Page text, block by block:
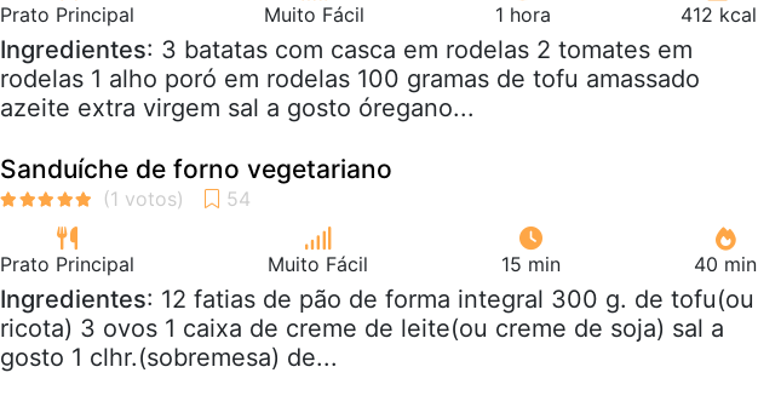
Prato Principal Muito Fácil 1 hora 412 kcal
Ingredientes: 3 batatas com casca em rodelas 2 tomates em
rodelas 1 alho poró em rodelas 100 gramas de tofu amassado
azeite extra virgem sal a gosto óregano...
Sanduíche de forno vegetariano
Prato Principal Muito Fácil 15 min 40 min
Ingredientes: 12 fatias de pão de forma integral 300 g. de tofu(ou
ricota) 3 ovos 1 caixa de creme de leite(ou creme de soja) sal a
gosto 1 clhr.(sobremesa) de...